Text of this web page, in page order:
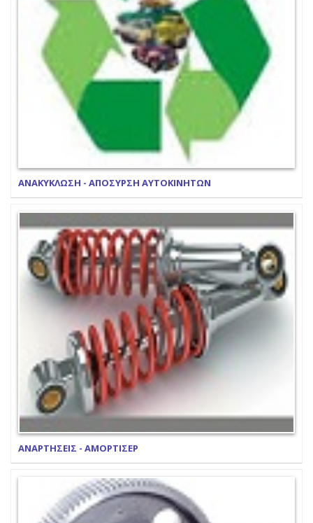
ΑΝΑΚΥΚΛΩΣΗ - ΑΠΟΣΥΡΣΗ ΑΥΤΟΚΙΝΗΤΩΝ
ΑΝΑΡΤΗΣΕΙΣ - ΑΜΟΡΤΙΣΕΡ